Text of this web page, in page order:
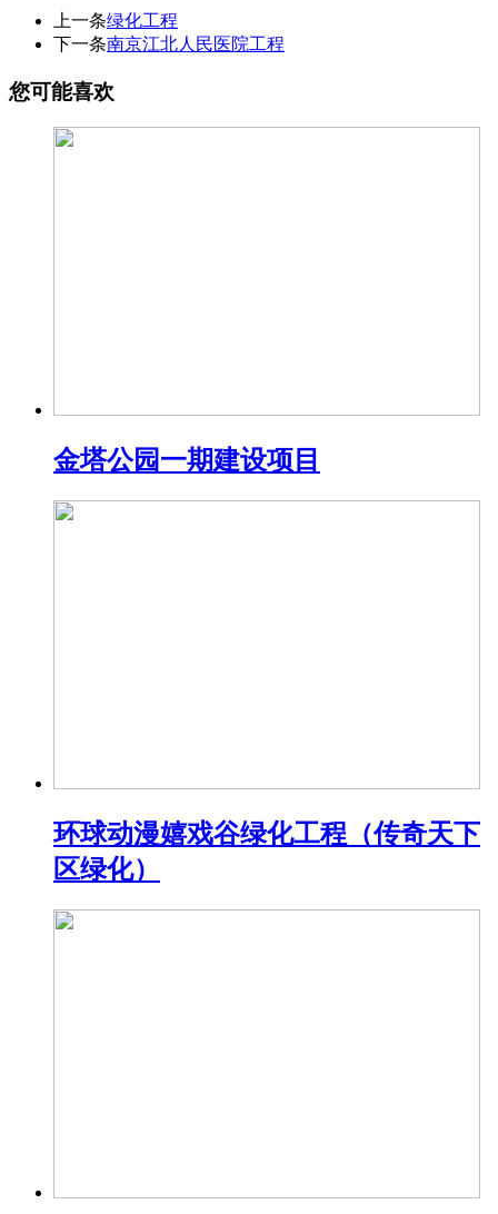
上一条绿化工程
下一条南京江北人民医院工程
您可能喜欢
金塔公园一期建设项目
环球动漫嬉戏谷绿化工程（传奇天下
区绿化）